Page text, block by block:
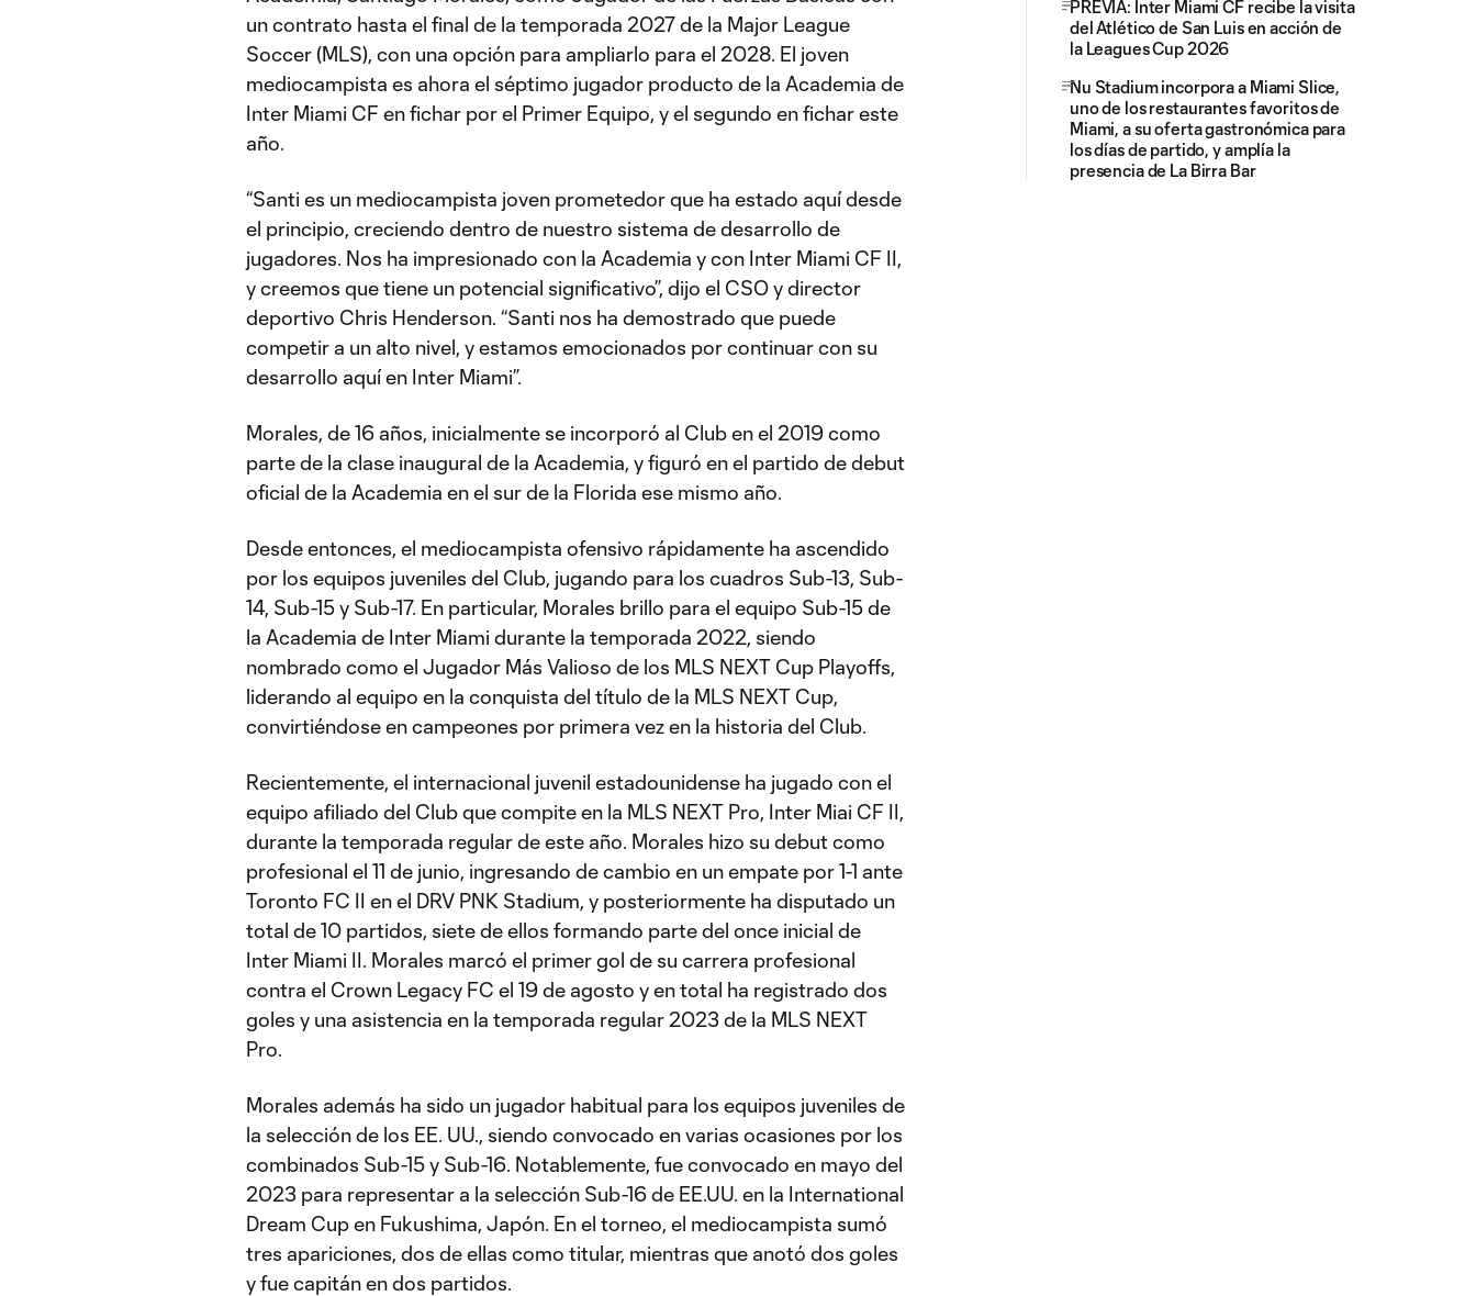
un contrato hasta el final de la temporada 2027 de la Major League
Soccer (MLS), con una opción para ampliarlo para el 2028. El joven
mediocampista es ahora el séptimo jugador producto de la Academia de
Inter Miami CF en fichar por el Primer Equipo, y el segundo en fichar este
año.
“Santi es un mediocampista joven prometedor que ha estado aquí desde
el principio, creciendo dentro de nuestro sistema de desarrollo de
jugadores. Nos ha impresionado con la Academia y con Inter Miami CF II,
y creemos que tiene un potencial significativo”, dijo el CSO y director
deportivo Chris Henderson. “Santi nos ha demostrado que puede
competir a un alto nivel, y estamos emocionados por continuar con su
desarrollo aquí en Inter Miami”.
Morales, de 16 años, inicialmente se incorporó al Club en el 2019 como
parte de la clase inaugural de la Academia, y figuró en el partido de debut
oficial de la Academia en el sur de la Florida ese mismo año.
Desde entonces, el mediocampista ofensivo rápidamente ha ascendido
por los equipos juveniles del Club, jugando para los cuadros Sub-13, Sub-
14, Sub-15 y Sub-17. En particular, Morales brillo para el equipo Sub-15 de
la Academia de Inter Miami durante la temporada 2022, siendo
nombrado como el Jugador Más Valioso de los MLS NEXT Cup Playoffs,
liderando al equipo en la conquista del título de la MLS NEXT Cup,
convirtiéndose en campeones por primera vez en la historia del Club.
Recientemente, el internacional juvenil estadounidense ha jugado con el
equipo afiliado del Club que compite en la MLS NEXT Pro, Inter Miai CF II,
durante la temporada regular de este año. Morales hizo su debut como
profesional el 11 de junio, ingresando de cambio en un empate por 1-1 ante
Toronto FC II en el DRV PNK Stadium, y posteriormente ha disputado un
total de 10 partidos, siete de ellos formando parte del once inicial de
Inter Miami II. Morales marcó el primer gol de su carrera profesional
contra el Crown Legacy FC el 19 de agosto y en total ha registrado dos
goles y una asistencia en la temporada regular 2023 de la MLS NEXT
Pro.
Morales además ha sido un jugador habitual para los equipos juveniles de
la selección de los EE. UU., siendo convocado en varias ocasiones por los
combinados Sub-15 y Sub-16. Notablemente, fue convocado en mayo del
2023 para representar a la selección Sub-16 de EE.UU. en la International
Dream Cup en Fukushima, Japón. En el torneo, el mediocampista sumó
tres apariciones, dos de ellas como titular, mientras que anotó dos goles
y fue capitán en dos partidos.
PREVIA: Inter Miami CF recibe la visita
del Atlético de San Luis en acción de
la Leagues Cup 2026
Nu Stadium incorpora a Miami Slice,
uno de los restaurantes favoritos de
Miami, a su oferta gastronómica para
los días de partido, y amplía la
presencia de La Birra Bar